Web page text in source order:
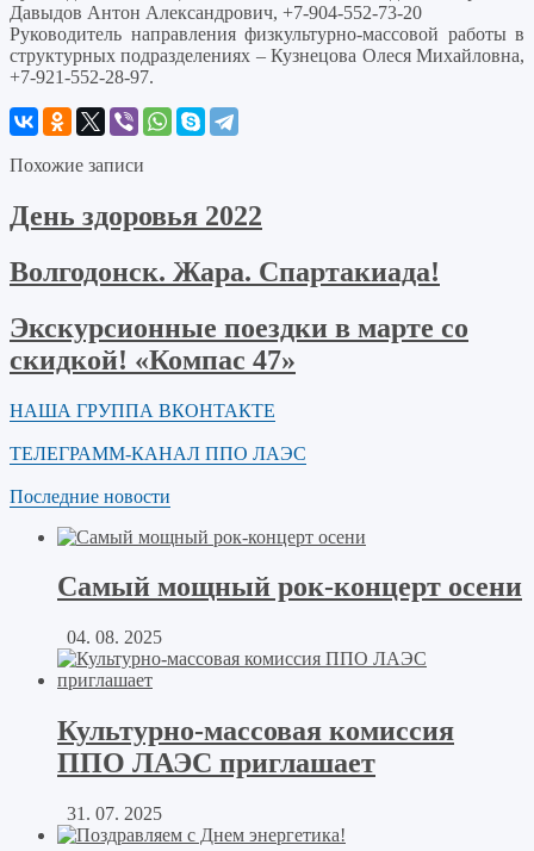
Давыдов Антон Александрович, +7-904-552-73-20
Руководитель направления физкультурно-массовой работы в
структурных подразделениях – Кузнецова Олеся Михайловна,
+7-921-552-28-97.
Похожие записи
День здоровья 2022
Волгодонск. Жара. Спартакиада!
Экскурсионные поездки в марте со
скидкой! «Компас 47»
НАША ГРУППА ВКОНТАКТЕ
ТЕЛЕГРАММ-КАНАЛ ППО ЛАЭС
Последние новости
Самый мощный рок-концерт осени
04. 08. 2025
Культурно-массовая комиссия
ППО ЛАЭС приглашает
31. 07. 2025